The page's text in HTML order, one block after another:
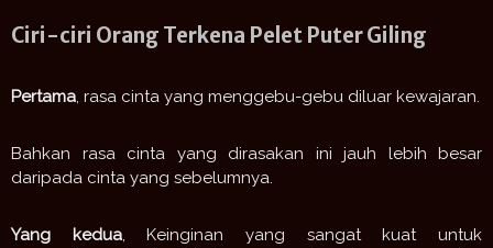
Ciri-ciri Orang Terkena Pelet Puter Giling
Pertama, rasa cinta yang menggebu-gebu diluar kewajaran.
Bahkan rasa cinta yang dirasakan ini jauh lebih besar
daripada cinta yang sebelumnya.
Yang kedua, Keinginan yang sangat kuat untuk